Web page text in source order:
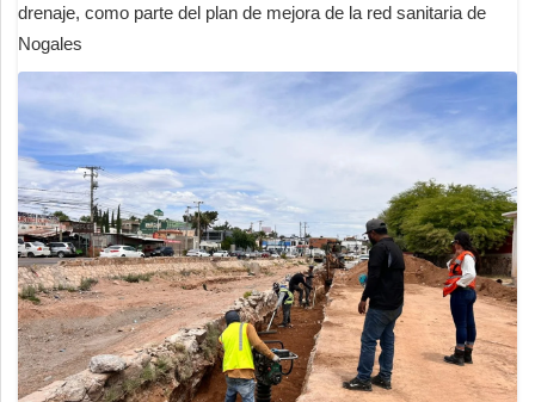
drenaje, como parte del plan de mejora de la red sanitaria de
Nogales